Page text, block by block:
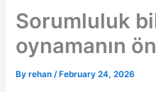
Sorumluluk
oynamanın
Byrehan/ February 24, 2026